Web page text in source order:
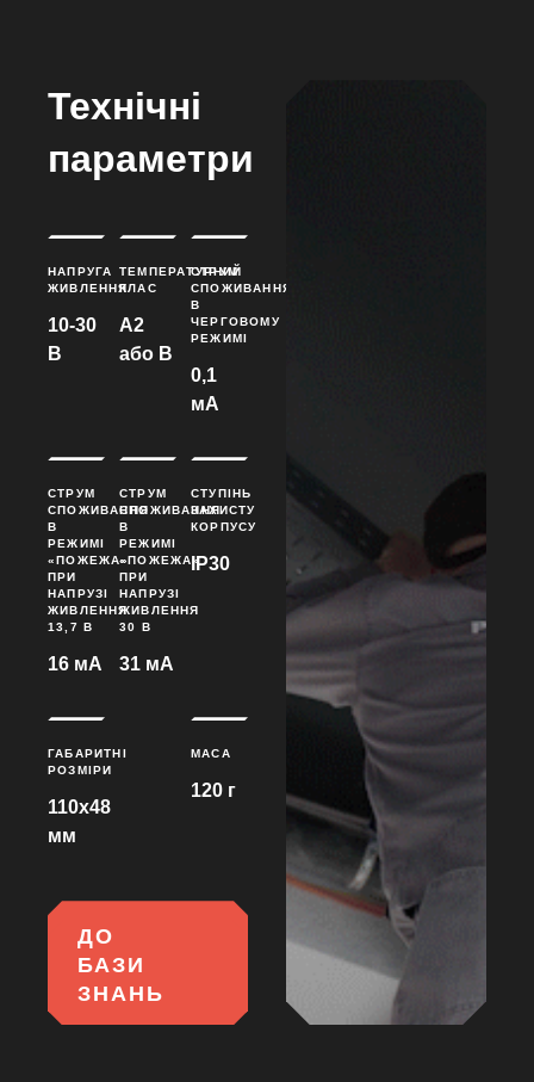
Технічні
параметри
НАПРУГА
ЖИВЛЕННЯ
10-30
В
ТЕМПЕРАТУРНИЙ
КЛАС
А2
або B
СТРУМ
СПОЖИВАННЯ
В
ЧЕРГОВОМУ
РЕЖИМІ
0,1
мА
СТРУМ
СПОЖИВАННЯ
В
РЕЖИМІ
«ПОЖЕЖА»
ПРИ
НАПРУЗІ
ЖИВЛЕННЯ
13,7 В
16 мА
СТРУМ
СПОЖИВАННЯ
В
РЕЖИМІ
«ПОЖЕЖА»
ПРИ
НАПРУЗІ
ЖИВЛЕННЯ
30 В
31 мА
СТУПІНЬ
ЗАХИСТУ
КОРПУСУ
IP30
ГАБАРИТНІ
РОЗМІРИ
110x48
мм
МАСА
120 г
ДО
БАЗИ
ЗНАНЬ